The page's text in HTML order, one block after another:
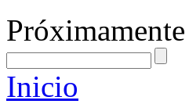
Próximamente
Inicio